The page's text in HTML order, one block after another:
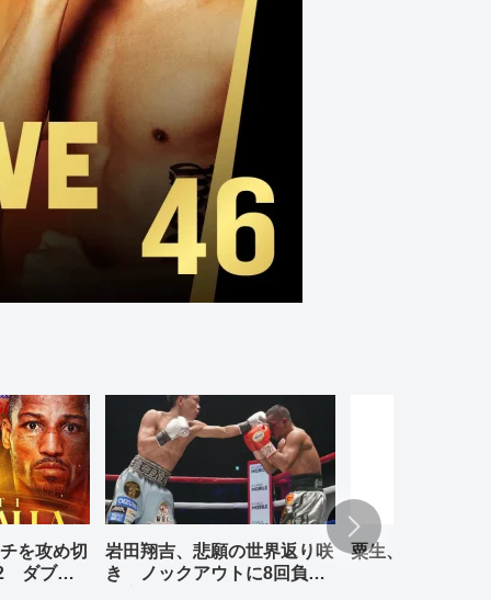
を攻め切
ダブル
岩田翔吉、悲願の世界返り咲
き ノックアウトに8回負傷
粟生、リナレス